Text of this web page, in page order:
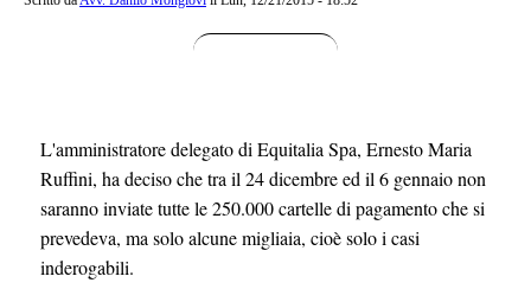
L'amministratore delegato di Equitalia Spa, Ernesto Maria
Ruffini, ha deciso che tra il 24 dicembre ed il 6 gennaio non
saranno inviate tutte le 250.000 cartelle di pagamento che si
prevedeva, ma solo alcune migliaia, cioè solo i casi
inderogabili.